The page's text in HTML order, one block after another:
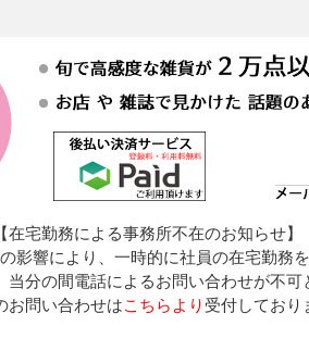
【在宅勤務による事務所不在のお知らせ】
影響により、一時的に社員の在宅勤務を
当分の間電話によるお問い合わせが不可
お問い合わせはこちらより 受付しており